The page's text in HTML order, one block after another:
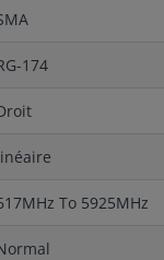
174
To 5925MHz